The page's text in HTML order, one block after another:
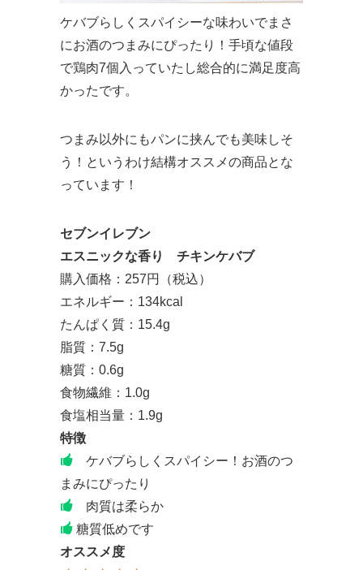
ケバブらしくスパイシーな味わいでまさ
にお酒のつまみにぴったり！手頃な値段
で鶏肉7個入っていたし総合的に満足度高
かったです。
つまみ以外にもパンに挟んでも美味しそ
う！というわけ結構オススメの商品とな
っています！
セブンイレブン
エスニックな香り チキンケバブ
購入価格：257円（税込）
エネルギー：134kcal
たんぱく質：15.4g
脂質：7.5g
糖質：0.6g
食物繊維：1.0g
食塩相当量：1.9g
特徴
ケバブらしくスパイシー！お酒のつ
まみにぴったり
肉質は柔らか
糖質低めです
オススメ度